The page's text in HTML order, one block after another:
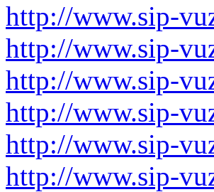
http://www.sip-
http://www.sip-
http://www.sip-
http://www.sip-
http://www.sip-
http://www.sip-